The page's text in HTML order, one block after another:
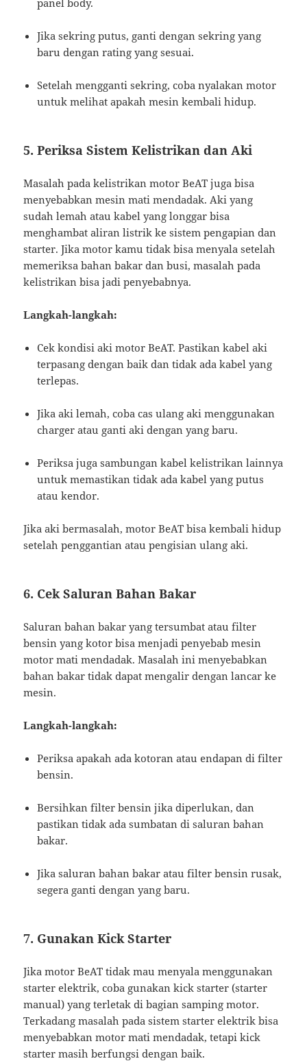
Jika sekring putus, ganti dengan sekring yang
baru dengan rating yang sesuai.
Setelah mengganti sekring, coba nyalakan motor
untuk melihat apakah mesin kembali hidup.
5. Periksa Sistem Kelistrikan dan Aki
Masalah pada kelistrikan motor BeAT juga bisa
menyebabkan mesin mati mendadak. Aki yang
sudah lemah atau kabel yang longgar bisa
menghambat aliran listrik ke sistem pengapian dan
starter. Jika motor kamu tidak bisa menyala setelah
memeriksa bahan bakar dan busi, masalah pada
kelistrikan bisa jadi penyebabnya.
Langkah-langkah:
Cek kondisi aki motor BeAT. Pastikan kabel aki
terpasang dengan baik dan tidak ada kabel yang
terlepas.
Jika aki lemah, coba cas ulang aki menggunakan
charger atau ganti aki dengan yang baru.
Periksa juga sambungan kabel kelistrikan lainnya
untuk memastikan tidak ada kabel yang putus
atau kendor.
Jika aki bermasalah, motor BeAT bisa kembali hidup
setelah penggantian atau pengisian ulang aki.
6. Cek Saluran Bahan Bakar
Saluran bahan bakar yang tersumbat atau filter
bensin yang kotor bisa menjadi penyebab mesin
motor mati mendadak. Masalah ini menyebabkan
bahan bakar tidak dapat mengalir dengan lancar ke
mesin.
Langkah-langkah:
Periksa apakah ada kotoran atau endapan di filter
bensin.
Bersihkan filter bensin jika diperlukan, dan
pastikan tidak ada sumbatan di saluran bahan
bakar.
Jika saluran bahan bakar atau filter bensin rusak,
segera ganti dengan yang baru.
7. Gunakan Kick Starter
Jika motor BeAT tidak mau menyala menggunakan
starter elektrik, coba gunakan kick starter (starter
manual) yang terletak di bagian samping motor.
Terkadang masalah pada sistem starter elektrik bisa
menyebabkan motor mati mendadak, tetapi kick
starter masih berfungsi dengan baik.